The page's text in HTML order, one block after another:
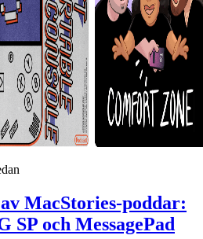
MacStories-poddar:
SP och MessagePad